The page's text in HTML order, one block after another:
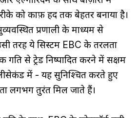
को काफ़ी हद तक बेहतर बनाया है।
प्रणाली के माध्यम से
तरह ये सिस्टम EBC के तरलता
गति से ट्रेड निष्पादित करने में सक्षम
में - यह सुनिश्चित करते हुए
लगभग तुरंत मिल जाते हैं।